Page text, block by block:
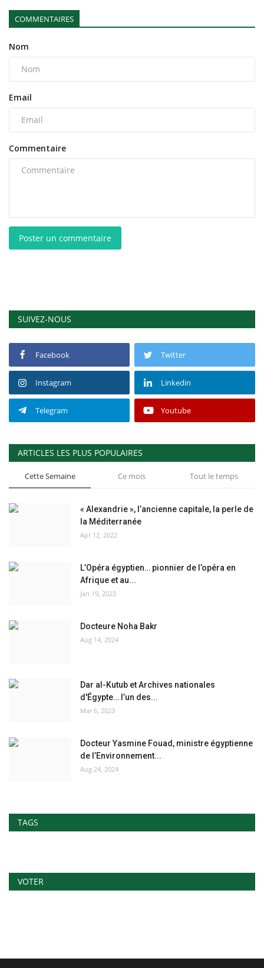
COMMENTAIRES
Nom
Email
Commentaire
Poster un commentaire
SUIVEZ-NOUS
Facebook Twitter
Instagram Linkedin
Telegram Youtube
ARTICLES LES PLUS POPULAIRES
Cette Semaine Ce mois Tout le temps
« Alexandrie », l’ancienne capitale, la perle de
la Méditerranée
Apr 12, 2022
L’Opéra égyptien… pionnier de l’opéra en
Afrique et au...
Jan 19, 2023
Docteure Noha Bakr
Aug 14, 2024
Dar al-Kutub et Archives nationales
d'Égypte… l’un des...
Mar 6, 2023
Docteur Yasmine Fouad, ministre égyptienne
de l’Environnement...
Aug 24, 2024
TAGS
VOTER